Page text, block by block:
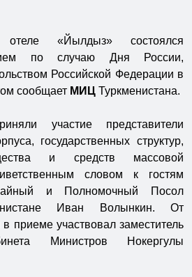
«Йылдыз» состоялся
по случаю Дня России,
Российской Федерации в
сообщает МИЦ Туркменистана.
участие представители
государственных структур,
и средств массовой
словом к гостям
и Полномочный Посол
Иван Волынкин. От
приеме участвовал заместитель
Министров Нокергулы